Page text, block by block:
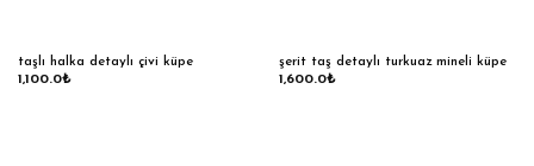
taşlı halka detaylı çivi küpe
1,100.0₺
şerit taş detaylı turkuaz mineli küpe
1,600.0₺